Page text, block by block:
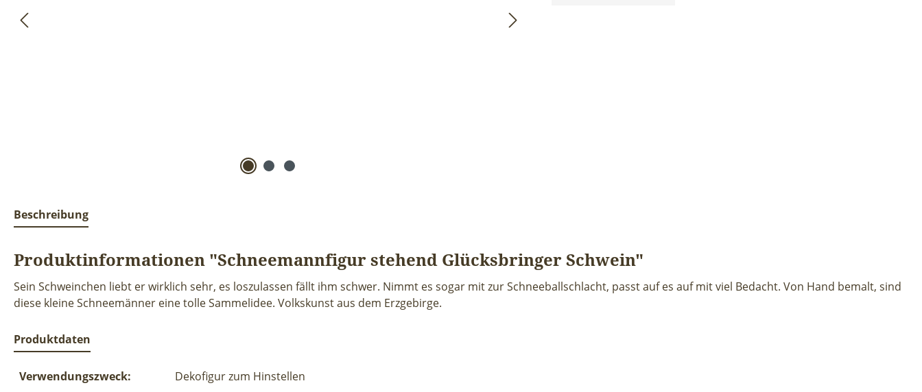
Beschreibung
Produktinformationen "Schneemannfigur stehend Glücksbringer Schwein"
Sein Schweinchen liebt er wirklich sehr, es loszulassen fällt ihm schwer. Nimmt es sogar mit zur Schneeballschlacht, passt auf es auf mit viel Bedacht. Von Hand bemalt, sind
diese kleine Schneemänner eine tolle Sammelidee. Volkskunst aus dem Erzgebirge.
Produktdaten
Verwendungszweck:
Dekofigur zum Hinstellen